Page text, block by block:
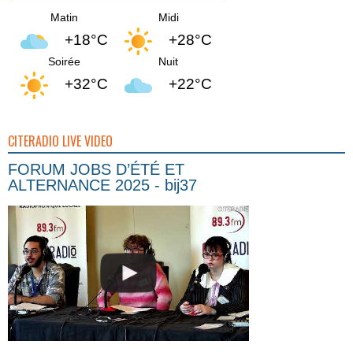
Matin
+18°C
Midi
+28°C
Soirée
+32°C
Nuit
+22°C
CITERADIO LIVE VIDEO
FORUM JOBS D’ÉTÉ ET
ALTERNANCE 2025 - bij37